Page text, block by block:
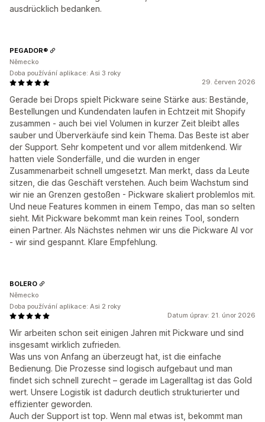
ausdrücklich bedanken.
29. červen 2026
Gerade bei Drops spielt Pickware seine Stärke aus: Bestände,
Bestellungen und Kundendaten laufen in Echtzeit mit Shopify
zusammen - auch bei viel Volumen in kurzer Zeit bleibt alles
sauber und Überverkäufe sind kein Thema. Das Beste ist aber
der Support. Sehr kompetent und vor allem mitdenkend. Wir
hatten viele Sonderfälle, und die wurden in enger
Zusammenarbeit schnell umgesetzt. Man merkt, dass da Leute
sitzen, die das Geschäft verstehen. Auch beim Wachstum sind
wir nie an Grenzen gestoßen - Pickware skaliert problemlos mit.
Und neue Features kommen in einem Tempo, das man so selten
sieht. Mit Pickware bekommt man kein reines Tool, sondern
einen Partner. Als Nächstes nehmen wir uns die Pickware AI vor
- wir sind gespannt. Klare Empfehlung.
PEGADOR®
Německo
Doba používání aplikace: Asi 3 roky
Datum úprav: 21. únor 2026
Wir arbeiten schon seit einigen Jahren mit Pickware und sind
insgesamt wirklich zufrieden.
Was uns von Anfang an überzeugt hat, ist die einfache
Bedienung. Die Prozesse sind logisch aufgebaut und man
findet sich schnell zurecht – gerade im Lageralltag ist das Gold
wert. Unsere Logistik ist dadurch deutlich strukturierter und
effizienter geworden.
Auch der Support ist top. Wenn mal etwas ist, bekommt man
BOLERO
Německo
Doba používání aplikace: Asi 2 roky